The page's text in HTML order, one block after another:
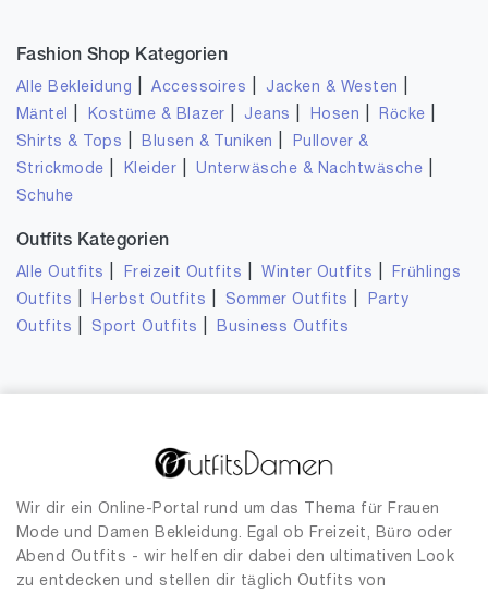
Fashion Shop Kategorien
Alle Bekleidung |Accessoires Jacken & Westen
Mäntel Kostüme & Blazer Jeans Hosen Röcke
Shirts & Tops Blusen & Tuniken
Pullover &
Strickmode
Kleider |Unterwäsche & Nachtwäsche
Schuhe
Outfits Kategorien
Alle Outfits Freizeit Outfits |Winter Outfits
Frühlings
Outfits
Herbst Outfits Sommer Outfits
Party
Outfits
Sport Outfits Business Outfits
Wir dir ein Online-Portal rund um das Thema für Frauen
Mode und Damen Bekleidung. Egal ob Freizeit, Büro oder
Abend Outfits - wir helfen dir dabei den ultimativen Look
zu entdecken und stellen dir täglich Outfits von